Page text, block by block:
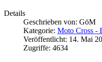
Details
Geschrieben von: GöM
Kategorie: Moto Cross -
Veröffentlicht: 14. Mai
Zugriffe: 4634